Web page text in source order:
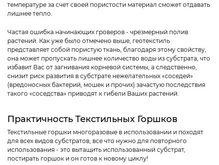
температуре за счет своей пористости материал сможет отдавать
лишнее тепло.
Частая ошибка начинающих гроверов - чрезмерный полив
растений. Как уже было отмечено выше, геотекстиль
представляет собой пористую ткань, благодаря этому свойству,
она может пропускать лишнее количество воды из субстрата, что
избавит Вас от загнивания корневой системы, а следственно,
снизит риск развития в субстрате нежелательных «соседей»
(вредоносных бактерий, мошек и прочих) зачастую последствия
такого «соседства» приводят к гибели Ваших растений.
Практичность Текстильных Горшков
Текстильные горшки многоразовые в использовании и походят
для всех видов субстратов, все что нужно для повторного
использования - это вытащить использованный субстрат,
постирать горшок и он готов к новому циклу!